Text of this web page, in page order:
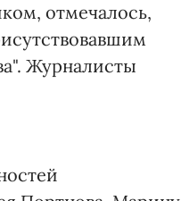
отмечалось,
Журналисты